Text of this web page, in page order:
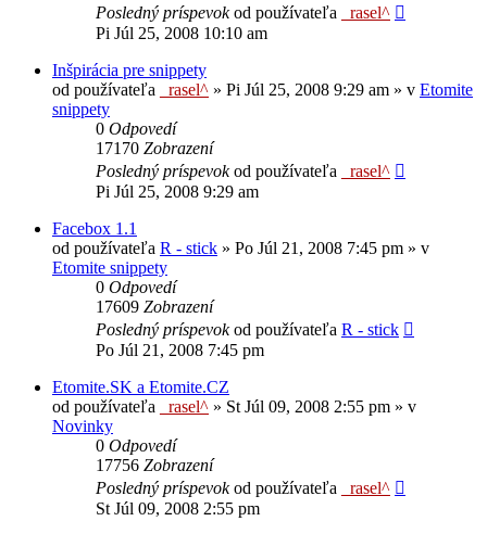
Posledný príspevokod používateľa
_rasel^
Pi Júl 25, 2008 10:10 am
Inšpirácia pre snippety
od používateľa
_rasel^ » Pi Júl 25, 2008 9:29 am » v Etomite
snippety
0 Odpovedí
17170 Zobrazení
Posledný príspevokod používateľa
_rasel^
Pi Júl 25, 2008 9:29 am
Facebox 1.1
od používateľa R - stick » Po Júl 21, 2008 7:45 pm » v
Etomite snippety
0 Odpovedí
17609 Zobrazení
Posledný príspevokod používateľa R - stick
Po Júl 21, 2008 7:45 pm
Etomite.SK a Etomite.CZ
od používateľa
_rasel^ » St Júl 09, 2008 2:55 pm » v
Novinky
0 Odpovedí
17756 Zobrazení
Posledný príspevokod používateľa
_rasel^
St Júl 09, 2008 2:55 pm